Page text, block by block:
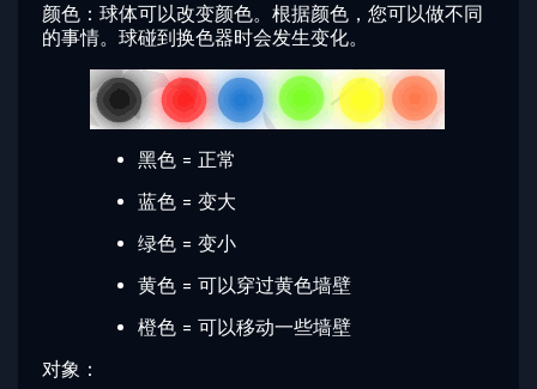
颜色：球体可以改变颜色。根据颜色，您可以做不同
的事情。球碰到换色器时会发生变化。
黑色 = 正常
蓝色 = 变大
绿色 = 变小
黄色 = 可以穿过黄色墙壁
橙色 = 可以移动一些墙壁
对象：